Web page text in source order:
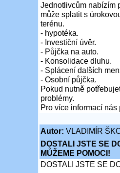
Jednotlivcům nabízím
může splatit s
terénu.
- hypotéka.
- Investiční úvěr.
- Půjčka na auto.
- Konsolidace dluhu.
- Splácení dalších
- Osobní půjčka.
Pokud nutně
problémy.
Pro více informací nás
Autor: VLADIMÍR
DOSTALI JSTE SE
MŮŽEME POMOCI!
DOSTALI JSTE SE